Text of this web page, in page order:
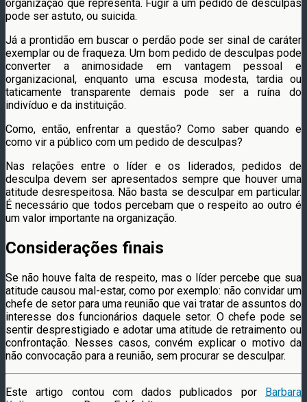
organização que representa. Fugir a um pedido de desculpas
pode ser astuto, ou suicida.
Já a prontidão em buscar o perdão pode ser sinal de caráter
exemplar ou de fraqueza. Um bom pedido de desculpas pode
converter a animosidade em vantagem pessoal e
organizacional, enquanto uma escusa modesta, tardia ou
taticamente transparente demais pode ser a ruína do
indivíduo e da instituição.
Como, então, enfrentar a questão? Como saber quando e
como vir a público com um pedido de desculpas?
Nas relações entre o líder e os liderados, pedidos de
desculpa devem ser apresentados sempre que houver uma
atitude desrespeitosa. Não basta se desculpar em particular.
É necessário que todos percebam que o respeito ao outro é
um valor importante na organização.
Considerações finais
Se não houve falta de respeito, mas o líder percebe que sua
atitude causou mal-estar, como por exemplo: não convidar um
chefe de setor para uma reunião que vai tratar de assuntos do
interesse dos funcionários daquele setor. O chefe pode se
sentir desprestigiado e adotar uma atitude de retraimento ou
confrontação. Nesses casos, convém explicar o motivo da
não convocação para a reunião, sem procurar se desculpar.
Este artigo contou com dados publicados por
Barbara